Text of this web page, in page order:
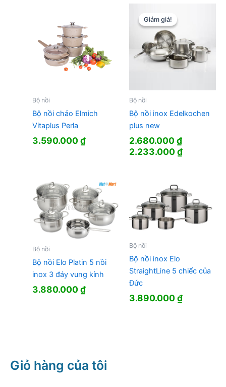
Bộ nồi
Bộ nồi chảo Elmich
Vitaplus Perla
3.590.000₫
Giảm giá!
Giảm giá!
Bộ nồi
Bộ nồi inox Edelkochen
plus new
2.680.000₫
Giá
2.680.000 ₫.
2.233.000₫Giá
Bộ nồi
Bộ nồi Elo Platin 5 nồi
inox 3 đáy vung kính
3.880.000₫
Bộ nồi
Bộ nồi inox Elo
StraightLine 5 chiếc của
Đức
3.890.000₫
Giỏ hàng của tôi